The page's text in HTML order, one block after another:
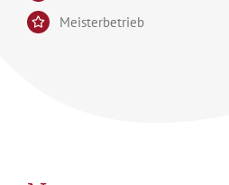
Meisterbetrieb